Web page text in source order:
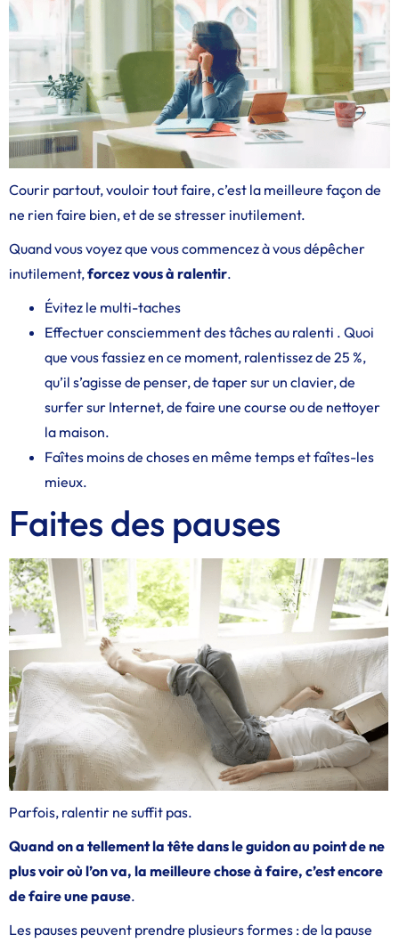
Courir partout, vouloir tout faire, c’est la meilleure façon de
ne rien faire bien, et de se stresser inutilement.
Quand vous voyez que vous commencez à vous dépêcher
inutilement,forcez vous à ralentir.
Évitez le multi-taches
Effectuer consciemment des tâches au ralenti . Quoi
que vous fassiez en ce moment, ralentissez de 25 %,
qu’il s’agisse de penser, de taper sur un clavier, de
surfer sur Internet, de faire une course ou de nettoyer
la maison.
Faîtes moins de choses en même temps et faîtes-les
mieux.
Faites des pauses
Parfois, ralentir ne suffit pas.
Quand on a tellement la tête dans le guidon au point de ne
plus voir où l’on va, la meilleure chose à faire, c’est encore
de faire une pause.
Les pauses peuvent prendre plusieurs formes : de la pause